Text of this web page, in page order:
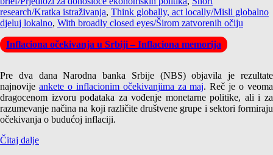
research/Kratka istraživanja, Think globally, act locally/Misli globalno
djeluj lokalno, With broadly closed eyes/Širom zatvorenih očiju
Inflaciona očekivanja u Srbiji – Inflaciona memorija
Pre dva dana Narodna banka Srbije (NBS) objavila je rezultate
najnovije ankete o inflacionim očekivanjima za maj. Reč je o veoma
dragocenom izvoru podataka za vođenje monetarne politike, ali i za
razumevanje načina na koji različite društvene grupe i sektori formiraju
očekivanja o budućoj inflaciji.
Čitaj dalje